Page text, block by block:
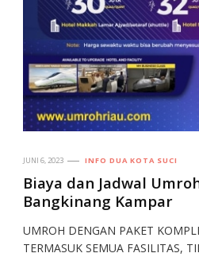
JUNI 6, 2023 INFO DUA KOTA SUCI
Biaya dan Jadwal
Bangkinang Kampar
UMROH DENGAN PAKET
TERMASUK SEMUA FASILITAS,